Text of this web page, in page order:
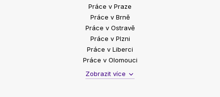
Práce v Praze
Práce v Brně
Práce v Ostravě
Práce v Plzni
Práce v Liberci
Práce v Olomouci
Zobrazit více